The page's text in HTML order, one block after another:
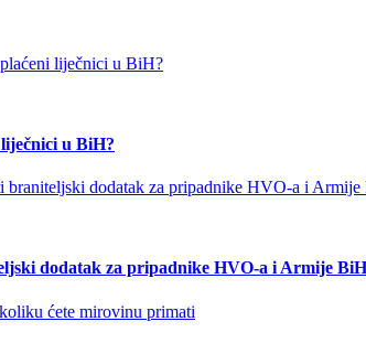
u BiH?
dodatak za pripadnike HVO-a i Armije